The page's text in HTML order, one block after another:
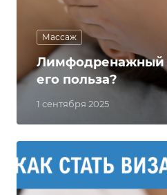
Массаж
1 сентября 2025
Лимфодренажный
его польза?